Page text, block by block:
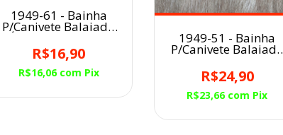
1949-61 - Bainha
P/Canivete Balaiada
MÉDIA/Caramelo/Cavalo
Empinando
R$16,90
R$16,06 com Pix
1949-51 - Bainha
P/Canivete Balaiada
Havana/Mangalarga
MARCHADOR
R$24,90
R$23,66 com Pix